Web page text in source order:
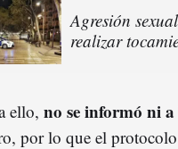
Agresión
realizar
ello, no se informó ni
por lo que el protocolo